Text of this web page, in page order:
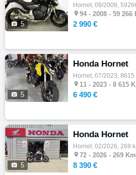
 5
 94 - 2008 - 59
2 990 €
 5
Honda Hornet
 11 - 2023 - 8 615
6 490 €
 5
Honda Hornet
 72 - 2026 - 269
8 390 €